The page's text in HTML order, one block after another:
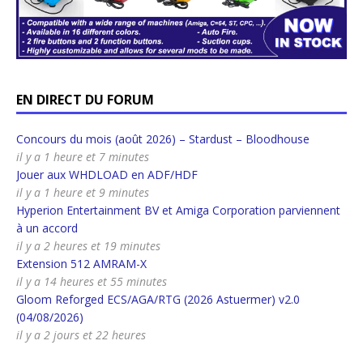
EN DIRECT DU FORUM
Concours du mois (août 2026) – Stardust – Bloodhouse
il y a 1 heure et 7 minutes
Jouer aux WHDLOAD en ADF/HDF
il y a 1 heure et 9 minutes
Hyperion Entertainment BV et Amiga Corporation parviennent
à un accord
il y a 2 heures et 19 minutes
Extension 512 AMRAM-X
il y a 14 heures et 55 minutes
Gloom Reforged ECS/AGA/RTG (2026 Astuermer) v2.0
(04/08/2026)
il y a 2 jours et 22 heures